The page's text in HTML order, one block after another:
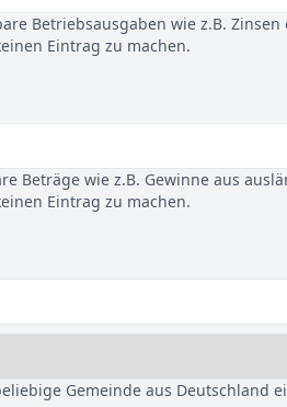
Betriebsausgaben wie z.B.
Eintrag zu machen.
Beträge wie z.B. Gewinne aus
Eintrag zu machen.
Gemeinde aus Deutschland